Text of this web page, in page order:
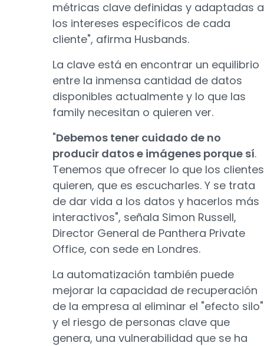
métricas clave definidas y adaptadas a
los intereses específicos de cada
cliente", afirma Husbands.
La clave está en encontrar un equilibrio
entre la inmensa cantidad de datos
disponibles actualmente y lo que las
family necesitan o quieren ver.
"Debemos tener cuidado de no
producir datos e imágenes porque sí.
Tenemos que ofrecer lo que los clientes
quieren, que es escucharles. Y se trata
de dar vida a los datos y hacerlos más
interactivos", señala Simon Russell,
Director General de Panthera Private
Office, con sede en Londres.
La automatización también puede
mejorar la capacidad de recuperación
de la empresa al eliminar el "efecto silo"
y el riesgo de personas clave que
genera, una vulnerabilidad que se ha